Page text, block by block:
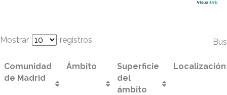
Mostrar registros
Comunidad
de Madrid
Ámbito
Superficie
del
ámbito
Localización